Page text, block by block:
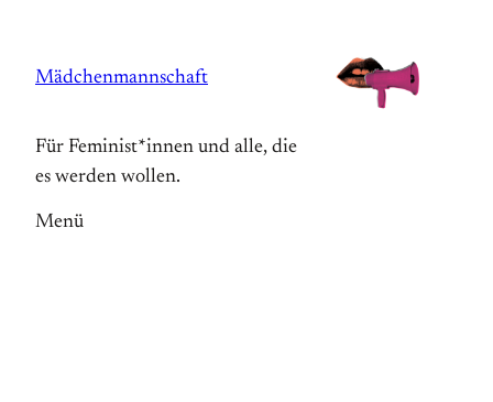
springen
Mädchenmannschaft
Für Feminist*innen und alle, die
es werden wollen.
Menü